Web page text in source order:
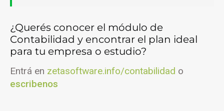
¿Querés conocer el módulo de
Contabilidad y encontrar el plan ideal
para tu empresa o estudio?
Entrá en zetasoftware.info/contabilidad o
escribenos